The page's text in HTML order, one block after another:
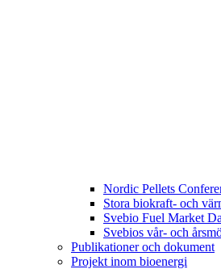
Nordic Pellets
Stora biokraft- och
Svebio Fuel Market
Svebios vår- och
Publikationer och dokument
Projekt inom bioenergi